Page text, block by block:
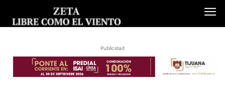
Publicidad